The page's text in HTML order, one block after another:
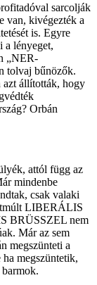
sarcolják
van, kivégezték a
is. Egyre
a lényeget,
„NER-
tolvaj bűnözők.
azt állították, hogy
Orbán
attól függ az
mindenbe
csak valaki
LIBERÁLIS
BRÜSSZEL nem
Már az sem
megszünteti a
megszüntetik,